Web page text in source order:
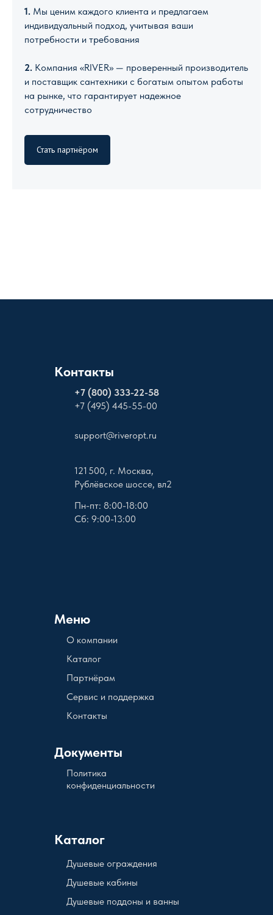
1. Мы ценим каждого клиента и предлагаем
индивидуальный подход, учитывая ваши
потребности и требования
2. Компания «RIVER» — проверенный производитель
и поставщик сантехники с богатым опытом работы
на рынке, что гарантирует надежное
сотрудничество
Стать партнёром
Контакты
+7 (800) 333-22-58
+7 (495) 445-55-00
support@riveropt.ru
Меню
121 500, г. Москва,
Рублёвское шоссе, вл2
О компании
Документы
Пн-пт: 8:00-18:00
Сб: 9:00-13:00
Каталог
Политика
конфиденциальности
Партнёрам
Сервис и поддержка
Контакты
Каталог
Душевые кабины
Душевые поддоны и ванны
Душевые ограждения